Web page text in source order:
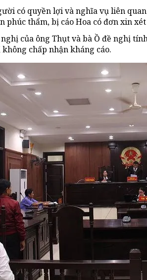
có quyền lợi và nghĩa vụ liên
phúc thẩm, bị cáo Hoa có đơn xin
của ông Thụt và bà Ồ đề nghị
chấp nhận kháng cáo.